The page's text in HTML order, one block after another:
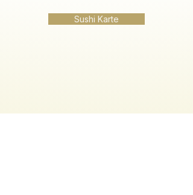
Sushi Karte